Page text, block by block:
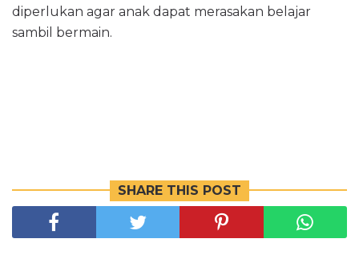
diperlukan agar anak dapat merasakan belajar
sambil bermain.
SHARE THIS POST